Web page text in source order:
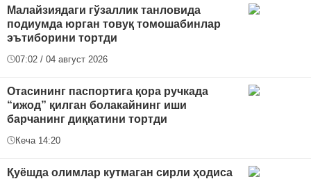
Малайзиядаги гўзаллик танловида
подиумда юрган товуқ томошабинлар
эътиборини тортди
07:02 / 04 август 2026
Отасининг паспортига қора ручкада
“ижод” қилган болакайнинг иши
барчанинг диққатини тортди
Кеча 14:20
Қуёшда олимлар кутмаган сирли ҳодиса